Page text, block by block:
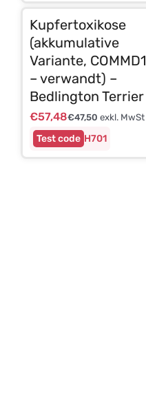
H701
Kupfertoxikose
(akkumulative
Variante, COMMD1
– verwandt) –
Bedlington Terrier
€57,48€47,50 exkl. MwSt